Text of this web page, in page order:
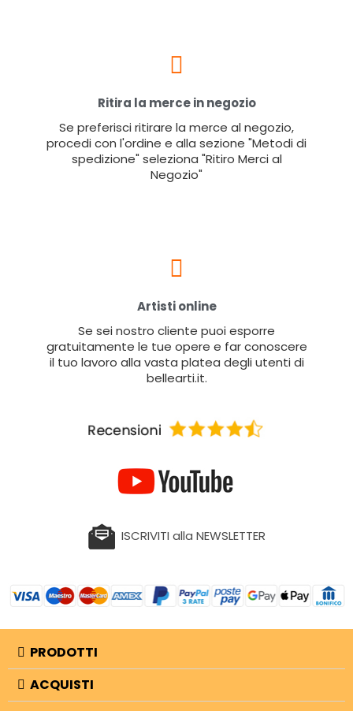
Ritira la merce in negozio
Se preferisci ritirare la merce al negozio,
procedi con l'ordine e alla sezione "Metodi di
spedizione" seleziona "Ritiro Merci al
Negozio"
Artisti online
Se sei nostro cliente puoi esporre
gratuitamente le tue opere e far conoscere
il tuo lavoro alla vasta platea degli utenti di
bellearti.it.
ISCRIVITI alla NEWSLETTER
PRODOTTI
ACQUISTI